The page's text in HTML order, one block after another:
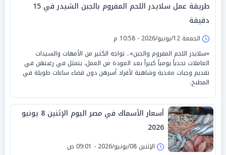
طريقة عمل سلايدر اللحم المفروم بالجبن الشيدر في 15
دقيقة
الجمعة 12/يونيو/2026 - 10:58 م
«سلايدر اللحم المفروم والجبن».. تواجه الكثير من الأمهات والسيدات
العاملات تحدياً يومياً كبيراً بعد العودة من العمل، يتمثل في رغبتهن في
تقديم وجبات مغذية وشاهية لأفراد أسرهن دون قضاء ساعات طويلة في
المطبخ.
أسعار الأسماك في مصر اليوم الإثنين 8 يونيو
2026
الإثنين 08/يونيو/2026 - 09:01 ص